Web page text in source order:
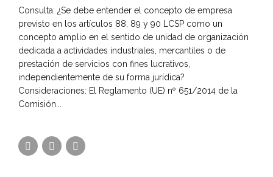
Consulta: ¿Se debe entender el concepto de empresa
previsto en los artículos 88, 89 y 90 LCSP como un
concepto amplio en el sentido de unidad de organización
dedicada a actividades industriales, mercantiles o de
prestación de servicios con fines lucrativos,
independientemente de su forma jurídica?
Consideraciones: El Reglamento (UE) nº 651/2014 de la
Comisión...